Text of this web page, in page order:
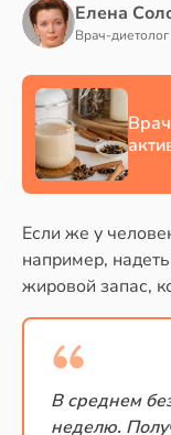
Елена
Врач-диетолог
Если же у
например,
жировой запас,
В среднем
неделю.